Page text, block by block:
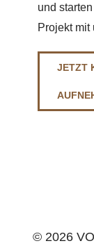
und
Projekt mit
JETZT
© 2026